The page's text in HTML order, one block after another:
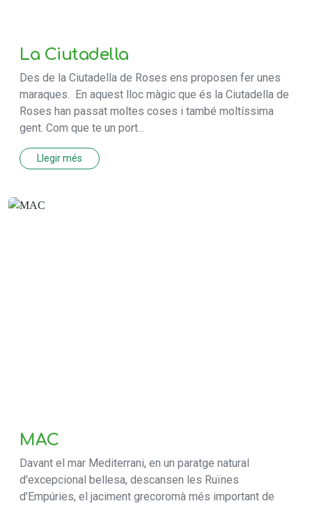
La Ciutadella
Des de la Ciutadella de Roses ens proposen fer unes
maraques. En aquest lloc màgic que és la Ciutadella de
Roses han passat moltes coses i també moltíssima
gent. Com que te un port...
Llegir més
MAC
Davant el mar Mediterrani, en un paratge natural
d'excepcional bellesa, descansen les Ruïnes
d'Empúries, el jaciment grecoromà més important de